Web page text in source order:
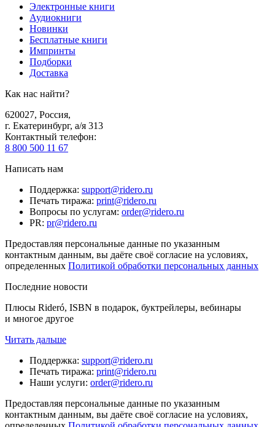
Электронные книги
Аудиокниги
Новинки
Бесплатные книги
Импринты
Подборки
Доставка
Как нас найти?
620027, Россия,
г. Екатеринбург, а/я 313
Контактный телефон:
8 800 500 11 67
Написать нам
Поддержка: support@ridero.ru
Печать тиража: print@ridero.ru
Вопросы по услугам: order@ridero.ru
PR: pr@ridero.ru
Предоставляя персональные данные по указанным
контактным данным, вы даёте своё согласие на условиях,
определенных Политикой обработки персональных данных
Последние новости
Плюсы Rideró, ISBN в подарок, буктрейлеры, вебинары
и многое другое
Читать дальше
Поддержка: support@ridero.ru
Печать тиража: print@ridero.ru
Наши услуги: order@ridero.ru
Предоставляя персональные данные по указанным
контактным данным, вы даёте своё согласие на условиях,